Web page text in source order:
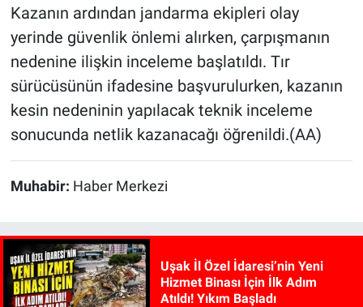
Kazanın ardından jandarma ekipleri olay
yerinde güvenlik önlemi alırken, çarpışmanın
nedenine ilişkin inceleme başlatıldı. Tır
sürücüsünün ifadesine başvurulurken, kazanın
kesin nedeninin yapılacak teknik inceleme
sonucunda netlik kazanacağı öğrenildi.(AA)
Muhabir: Haber Merkezi
Uşak İl Özel İdaresi’nin Yeni
Hizmet Binası İçin İlk Adım
Atıldı! Yıkım Başladı